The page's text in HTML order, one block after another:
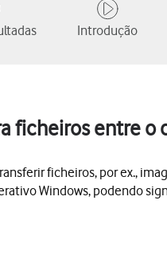
Introdução
ficheiros entre o
ficheiros, por ex.,
Windows, podendo